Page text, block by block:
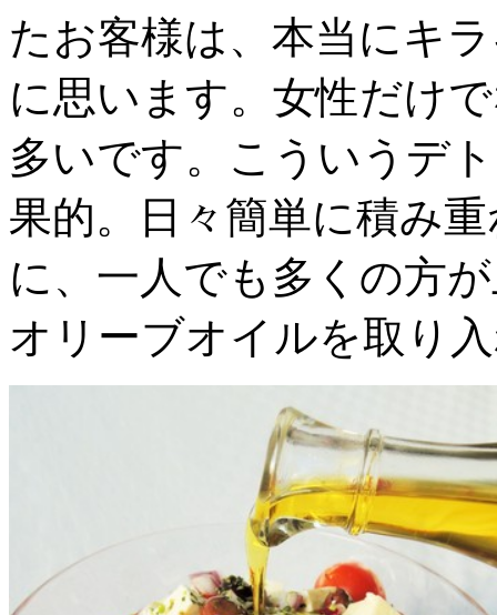
たお客様は、本当にキ
に思います。女性だけ
多いです。こういうデ
果的。日々簡単に積み
に、一人でも多くの方
オリーブオイルを取り